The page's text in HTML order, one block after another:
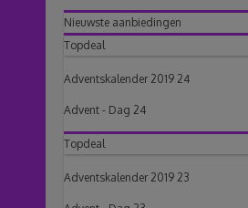
Nieuwste aanbiedingen
Topdeal
Adventskalender 2019 24
Advent - Dag 24
Topdeal
Adventskalender 2019 23